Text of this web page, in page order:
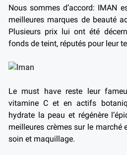
Nous sommes d’accord: IMAN
meilleures marques de beauté
Plusieurs prix lui ont été
fonds de teint, réputés pour leur
Le must have reste leur
vitamine C et en actifs
hydrate la peau et régénère
meilleures crèmes sur le marché
soin et maquillage.